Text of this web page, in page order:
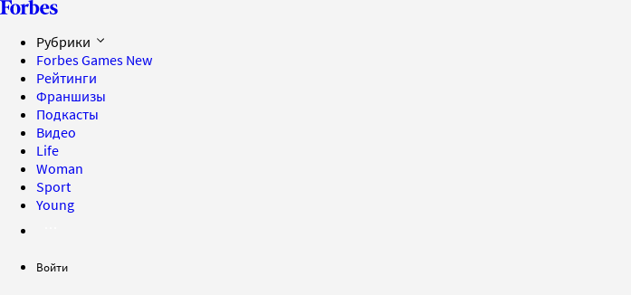
Рубрики
Forbes Games New
Рейтинги
Франшизы
Подкасты
Видео
Life
Woman
Sport
Young
Войти